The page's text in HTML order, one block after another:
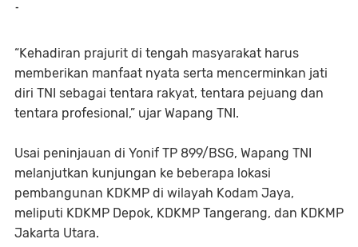
-
“Kehadiran prajurit di tengah masyarakat harus
memberikan manfaat nyata serta mencerminkan jati
diri TNI sebagai tentara rakyat, tentara pejuang dan
tentara profesional,” ujar Wapang TNI.
Usai peninjauan di Yonif TP 899/BSG, Wapang TNI
melanjutkan kunjungan ke beberapa lokasi
pembangunan KDKMP di wilayah Kodam Jaya,
meliputi KDKMP Depok, KDKMP Tangerang, dan KDKMP
Jakarta Utara.